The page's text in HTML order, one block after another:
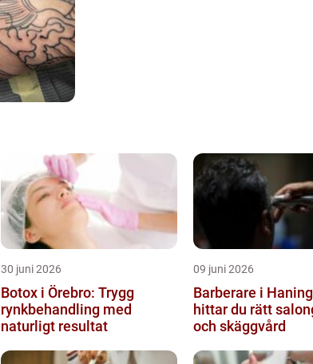
30 juni 2026
Botox i Örebro: Trygg
rynkbehandling med
naturligt resultat
09 juni 2026
Barberare i
hittar du rätt
och skäggvård